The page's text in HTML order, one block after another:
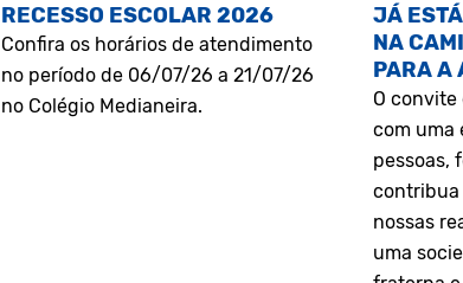
RECESSO ESCOLAR 2026
Confira os horários de atendimento
no período de 06/07/26 a 21/07/26
no Colégio Medianeira.
JÁ
NA
PARA A
O convite
com uma
pessoas,
contribua
nossas
uma